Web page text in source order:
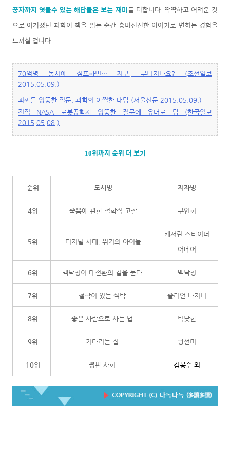
풍자까지 엿볼수 있는 해답들은 보는 재미를 더합니다. 딱딱하고 어려운 것
으로 여겨졌던 과학이 책을 읽는 순간 흥미진진한 이야기로 변하는 경험을
느끼실 겁니다
70억명 동시에 점프하면… 지구, 무너지나요? (조선일보
2015.05.09.)
괴짜들 엉뚱한 질문, 과학의 아찔한 대답 (서울신문 2015.05.09.)
전직 NASA 로봇공학자 엉뚱한 질문에 유머로 답 (한국일보
2015.05.08.)
10위까지 순위 더 보기
순위 도서명 저자명
4위 죽음에 관한 철학적 고찰 구인회
5위 디지털 시대, 위기의 아이들
캐서린 스타이너
어데어
6위 백낙청이 대전환의 길을 묻다 백낙청
7위 철학이 있는 식탁 줄리언 바지니
8위 좋은 사람으로 사는 법 틱낫한
9위 기다리는 집 황선미
10위 평판 사회 김봉수 외